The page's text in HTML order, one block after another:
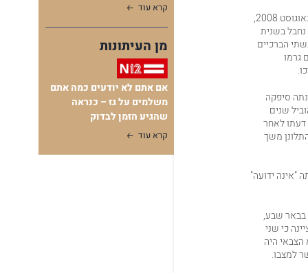
, עולה כי באוגוסט 2008,
בשנית
הברכיים
גרמו
לחיזוק טענתה סיפקה
שנים
דעתו לאחר
משך
"אינה ידועה"
בבאר שבע,
שאירעה חבלה כפולה באוגוסט 2008. בנוסף ציינה כי שני
הצבאי היה
למצבו.
קרא עוד
מן העיתונות
אם אתם לא יודעים כמה אתם
משלמים על גז – כנראה
שהגיע הזמן לבדוק
קרא עוד